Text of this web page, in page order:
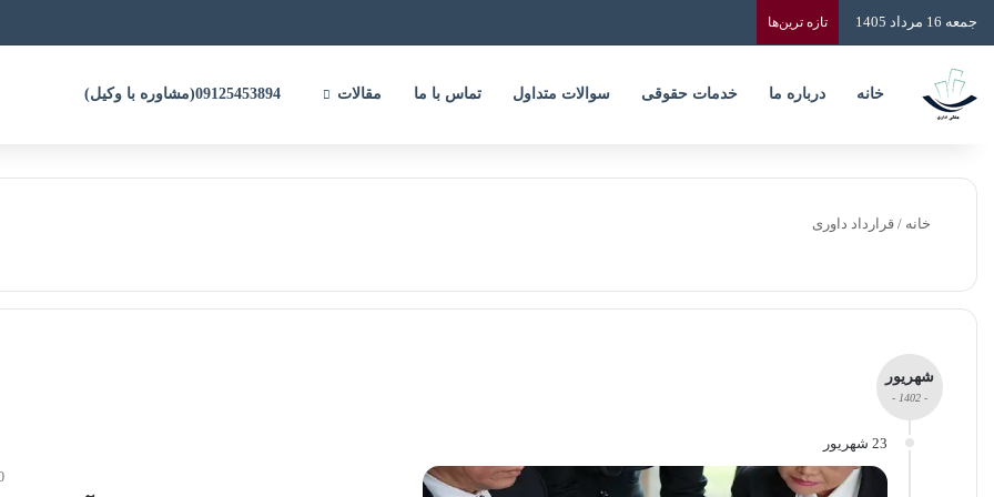
جمعه 16 مرداد 1405 تازه‌ ترین‌ها
خانه درباره ما خدمات حقوقی سوالات متداول تماس با ما مقالات
خانه / قرارداد داوری
شهریور
- 1402 -
23 شهریور